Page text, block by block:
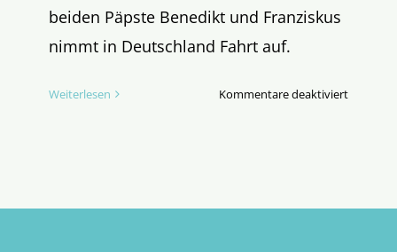
beiden Päpste Benedikt und Franziskus
nimmt in Deutschland Fahrt auf.
Weiterlesen Kommentare deaktiviertfür